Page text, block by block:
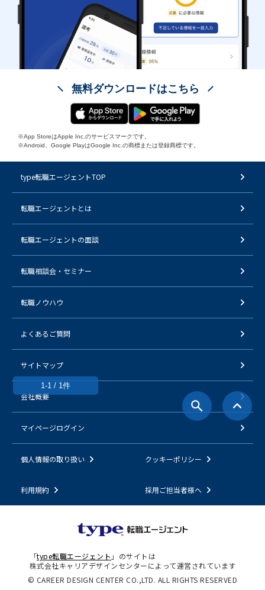
1-1 / 1件
無料ダウンロードはこちら
※App StoreはApple Inc.のサービスマークです。
※Android、Google PlayはGoogle Inc.の商標または登録商標です。
type転職エージェントTOP
転職エージェントとは
転職エージェントの面談
転職相談会・セミナー
転職ノウハウ
よくあるご質問
サイトマップ
会社概要
マイページログイン
個人情報の取り扱い クッキーポリシー
利用規約 採用ご担当者様へ
「type転職エージェント 」のサイトは
株式会社キャリアデザインセンターによって運営されています
© CAREER DESIGN CENTER CO.,LTD. ALL RIGHTS RESERVED